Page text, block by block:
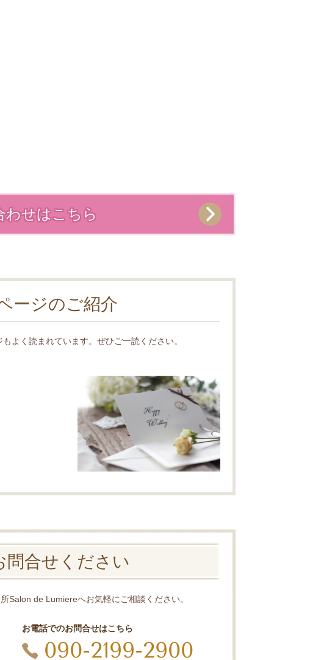
わせはこちら
ージのご紹介
よく読まれています。ぜひご一読ください。
問合せください
Salon de Lumiereへお気軽にご相談ください。
お電話でのお問合せはこちら
090-2199-2900